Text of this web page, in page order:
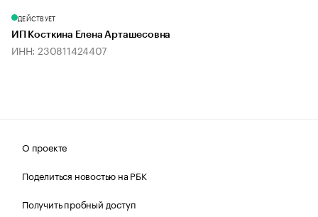
ДЕЙСТВУЕТ
ИП Косткина Елена Арташесовна
ИНН: 230811424407
О проекте
Поделиться новостью на РБК
Получить пробный доступ